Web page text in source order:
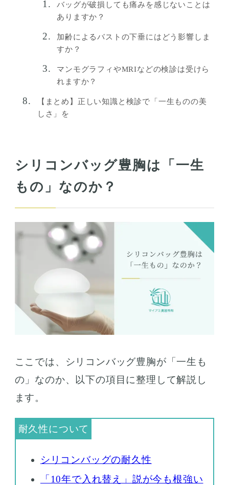
バッグが破損しても痛みを感じないことは
ありますか？
加齢によるバストの下垂にはどう影響しま
すか？
マンモグラフィやMRIなどの検診は受けら
れますか？
【まとめ】正しい知識と検診で「一生ものの美
しさ」を
シリコンバッグ豊胸は「一生
もの」なのか？
ここでは、シリコンバッグ豊胸が「一生も
の」なのか、以下の項目に整理して解説し
ます。
シリコンバッグの耐久性
「10年で入れ替え」説が今も根強い